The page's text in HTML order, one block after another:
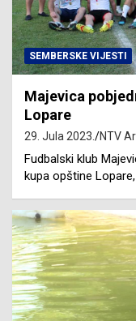
SEMBERSKE VIJESTI
Majevica
Lopare
29. Jula 2023. NTV
Fudbalski klub
kupa opštine